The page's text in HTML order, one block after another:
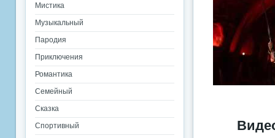
Мистика
Музыкальный
Пародия
Приключения
Романтика
Семейный
Сказка
Спортивный